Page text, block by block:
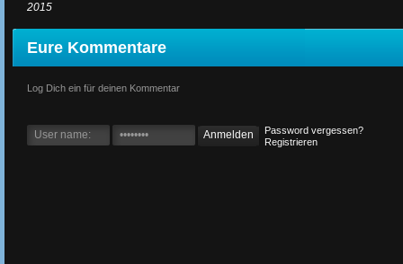
2015
Eure Kommentare
Log Dich ein für deinen Kommentar
Password vergessen?
Registrieren